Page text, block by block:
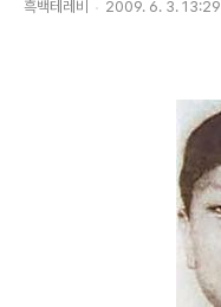
흑백테레비 2009. 6. 3. 13:29